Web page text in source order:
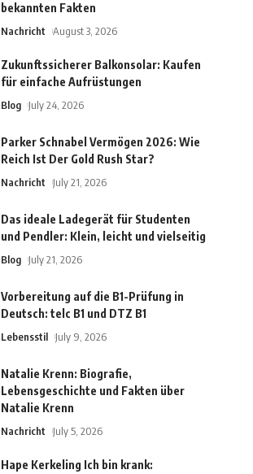
bekannten Fakten
Nachricht August 3, 2026
Zukunftssicherer Balkonsolar: Kaufen
für einfache Aufrüstungen
Blog July 24, 2026
Parker Schnabel Vermögen 2026: Wie
Reich Ist Der Gold Rush Star?
Nachricht July 21, 2026
Das ideale Ladegerät für Studenten
und Pendler: Klein, leicht und vielseitig
Blog July 21, 2026
Vorbereitung auf die B1-Prüfung in
Deutsch: telc B1 und DTZ B1
Lebensstil July 9, 2026
Natalie Krenn: Biografie,
Lebensgeschichte und Fakten über
Natalie Krenn
Nachricht July 5, 2026
Hape Kerkeling Ich bin krank: